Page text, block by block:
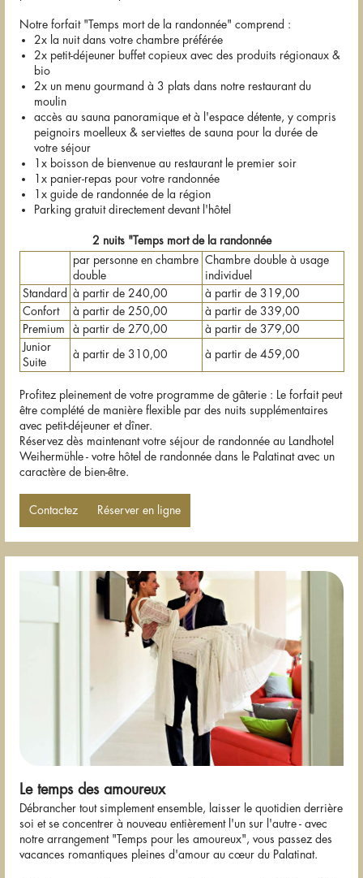
Notre forfait "Temps mort de la randonnée" comprend :
2x la nuit dans votre chambre préférée
2x petit-déjeuner buffet copieux avec des produits régionaux &
bio
2x un menu gourmand à 3 plats dans notre restaurant du
moulin
accès au sauna panoramique et à l'espace détente, y compris
peignoirs moelleux & serviettes de sauna pour la durée de
votre séjour
1x boisson de bienvenue au restaurant le premier soir
1x panier-repas pour votre randonnée
1x guide de randonnée de la région
Parking gratuit directement devant l'hôtel
2 nuits "Temps mort de la randonnée
par personne en chambre
double
Chambre double à usage
individuel
Standard
à partir de 240,00
à partir de 319,00
Confort
à partir de 250,00
à partir de 339,00
Premium
à partir de 270,00
à partir de 379,00
Junior
Suite
à partir de 310,00 à partir de 459,00
Profitez pleinement de votre programme de gâterie : Le forfait peut
être complété de manière flexible par des nuits supplémentaires
avec petit-déjeuner et dîner.
Réservez dès maintenant votre séjour de randonnée au Landhotel
Weihermühle - votre hôtel de randonnée dans le Palatinat avec un
caractère de bien-être.
Contactez Réserver en ligne
Le temps des amoureux
Débrancher tout simplement ensemble, laisser le quotidien derrière
soi et se concentrer à nouveau entièrement l'un sur l'autre - avec
notre arrangement "Temps pour les amoureux", vous passez des
vacances romantiques pleines d'amour au cœur du Palatinat.